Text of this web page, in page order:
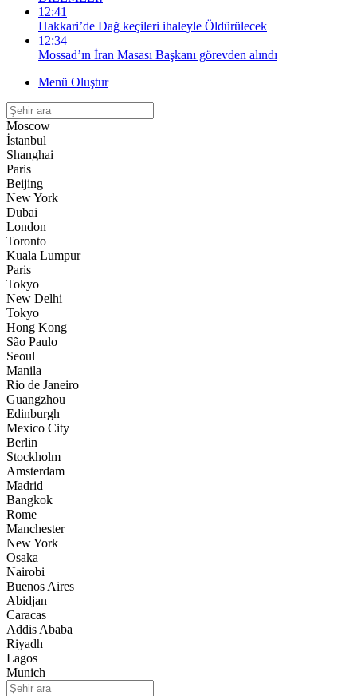
12:41
Hakkari’de Dağ keçileri ihaleyle Öldürülecek
12:34
Mossad’ın İran Masası Başkanı görevden alındı
Menü Oluştur
Moscow
İstanbul
Shanghai
Paris
Beijing
New York
Dubai
London
Toronto
Kuala Lumpur
Paris
Tokyo
New Delhi
Tokyo
Hong Kong
São Paulo
Seoul
Manila
Rio de Janeiro
Guangzhou
Edinburgh
Mexico City
Berlin
Stockholm
Amsterdam
Madrid
Bangkok
Rome
Manchester
New York
Osaka
Nairobi
Buenos Aires
Abidjan
Caracas
Addis Ababa
Riyadh
Lagos
Munich